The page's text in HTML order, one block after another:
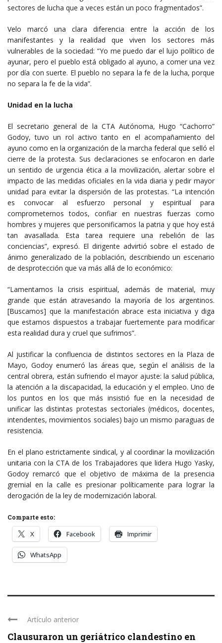
sectores de lucha que a veces están un poco fragmentados”.
Velo marcó una clara diferencia entre la acción de los
manifestantes y la realidad que viven los sectores más
vulnerables de la sociedad: “Yo me puedo dar el lujo político de
ayunar, pero el pueblo está obligado al ayuno, a comer una vez
por día con suerte. El pueblo no separa la fe de la lucha, porque
no separa la fe de la vida”.
Unidad en la lucha
El secretario general de la CTA Autónoma, Hugo “Cachorro”
Godoy, tuvo un rol activo tanto en el acompañamiento del
ayuno como en la organización de la marcha federal que selló el
cierre de la protesta. Sus declaraciones se enfocaron en darle
un sentido de urgencia ética a la movilización, alertar sobre el
impacto de las medidas oficiales en la vida diaria y pedir mayor
unidad para evitar la dispersión de las protestas. “La intención
es convocar al esfuerzo personal y espiritual para
comprometernos todos, confiar en nuestras fuerzas como
hombres y mujeres que personificamos la patria y que hoy está
tan avasallada. Esta tarea requiere una rebelión de las
conciencias”, expresó. El dirigente advirtió sobre el estado de
ánimo generalizado de la población, describiendo un escenario
de desprotección que va más allá de lo económico:
“Lamentamos la crisis espiritual, además de material, muy
grande que están atravesando la mayoría de los argentinos.
[Buscamos] que la manifestación abrace esta iniciativa y diga
que estamos dispuestos a trabajar fuertemente para modificar
esta realidad dura y cruel que sufrimos”.
Al justificar la confluencia de distintos sectores en la Plaza de
Mayo, Godoy enumeró las áreas que, según el análisis de la
central obrera, están sufriendo el mayor ajuste: la salud pública,
la atención a la discapacidad, la educación y el empleo. Uno de
los puntos en los que más insistió fue en la necesidad de
unificar las distintas protestas sectoriales (médicos, docentes,
intendentes, movimientos sociales) bajo un mismo paraguas de
resistencia.
En el plano estrictamente sindical, y al coordinar la movilización
unitaria con la CTA de los Trabajadores que lidera Hugo Yasky,
Godoy remarcó que el objetivo de máxima de la presencia
gremial en la calle es presionar políticamente para lograr la
derogación de la ley de modernización laboral.
Comparte esto:
X Facebook Imprimir
WhatsApp
Artículo anterior
Clausuraron un geriátrico clandestino en